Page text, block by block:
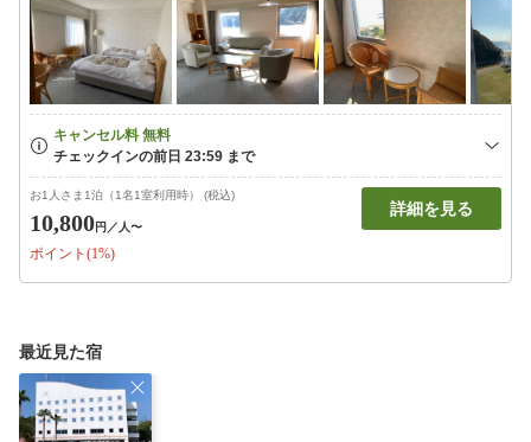
お1人さま1泊（1名1室利用時） (税込)
10,800円 ／人〜
ポイント(1%)
詳細を見る
最近見た宿